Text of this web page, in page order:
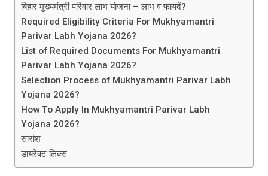
बिहार मुख्यमंत्री परिवार लाभ योजना – लाभ व फायदें?
Required Eligibility Criteria For Mukhyamantri
Parivar Labh Yojana 2026?
List of Required Documents For Mukhyamantri
Parivar Labh Yojana 2026?
Selection Process of Mukhyamantri Parivar Labh
Yojana 2026?
How To Apply In Mukhyamantri Parivar Labh
Yojana 2026?
सारांश
डायरेक्ट लिंक्स